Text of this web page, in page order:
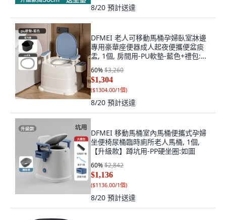
8/20 預計送達
DFMEI 老人可移動馬桶孕婦臥室牀邊
專用豪華座便器成人起夜便攜便盆痰
盂, 1個, 房間用-PU軟墊-藍色+禮包:如
60%$3,260
$1,304
($1304.00/1個)
8/20 預計送達
DFMEI 移動馬桶室內馬桶便攜式孕婦
坐便椅尿桶臨時廁所老人馬桶, 1個,
【升級款】蹲坑用-PP硬坐圈:如圖
60%$2,842
$1,136
($1136.00/1個)
8/20 預計送達